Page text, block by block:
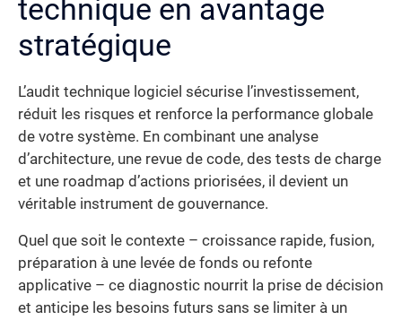
technique en avantage
stratégique
L’audit technique logiciel sécurise l’investissement,
réduit les risques et renforce la performance globale
de votre système. En combinant une analyse
d’architecture, une revue de code, des tests de charge
et une roadmap d’actions priorisées, il devient un
véritable instrument de gouvernance.
Quel que soit le contexte – croissance rapide, fusion,
préparation à une levée de fonds ou refonte
applicative – ce diagnostic nourrit la prise de décision
et anticipe les besoins futurs sans se limiter à un